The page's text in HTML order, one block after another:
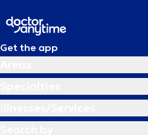
Get the app